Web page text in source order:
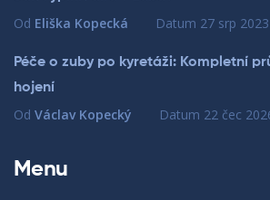
Od Eliška Kopecká Datum 27 srp 2023
Péče o zuby po kyretáži: Kompletní
hojení
Od Václav Kopecký Datum 22 čec
Menu